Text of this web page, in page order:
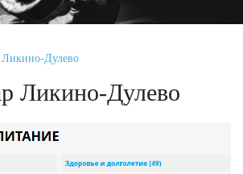
Ликино-Дулево
Ликино-Дулево